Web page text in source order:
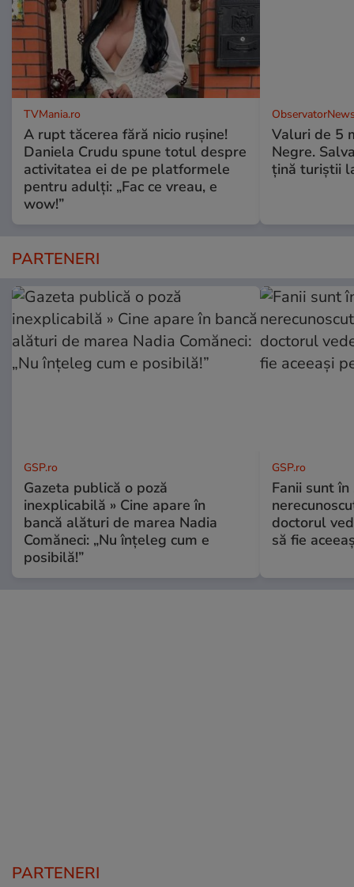
TVMania.ro
A rupt tăcerea fără nicio rușine!
Daniela Crudu spune totul despre
activitatea ei de pe platformele
pentru adulți: „Fac ce vreau, e
wow!”
Valuri de 5
Negre.
ţină turiştii
PARTENERI
GSP.ro
Gazeta publică o poză
inexplicabilă » Cine apare în
bancă alături de marea Nadia
Comăneci: „Nu înțeleg cum e
posibilă!”
GSP.ro
Fanii sunt în
doctorul
să fie
PARTENERI